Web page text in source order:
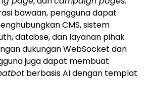
bawaan, pengguna dapat
CMS, sistem
databse, dan layanan pihak
dukungan WebSocket dan
juga dapat membuat
berbasis AI dengan templat